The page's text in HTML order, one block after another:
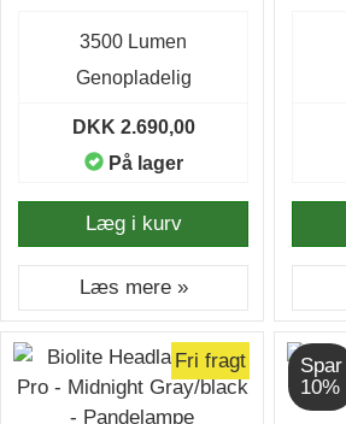
3500 Lumen
Genopladelig
DKK 2.690,00
På lager
Læg i kurv
Læs mere »
Fri fragt
Spar
10%